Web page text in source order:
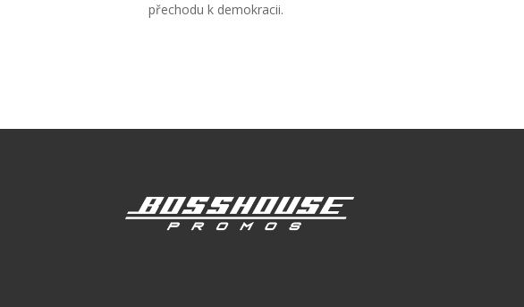
přechodu k demokracii.